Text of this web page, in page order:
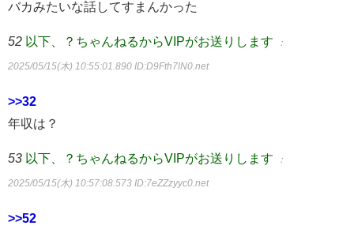
バカみたいな話してすまんかった
52 以下、？ちゃんねるからVIPがお送りします ：
2025/05/15(木) 10:55:01.890 ID:D9Fth7lN0.net
>>32
年収は？
53 以下、？ちゃんねるからVIPがお送りします ：
2025/05/15(木) 10:57:08.573 ID:7eZZzyyc0.net
>>52